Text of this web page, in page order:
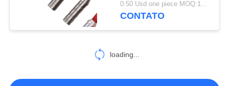
EXCURSÃO
0.50 Usd one piece MOQ:12pcs
CONTATO
loading...